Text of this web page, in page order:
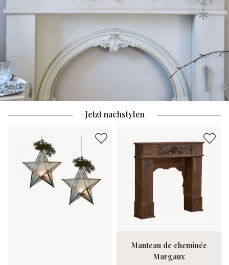
Jetzt nachstylen
Manteau de cheminée
Margaux